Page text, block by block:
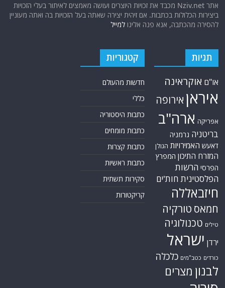
אתר Nziv.net מכבד את זכויות היוצרים ועושה מאמצים לאיתור בעלי הזכויות
ביצירות הכלולות בכתבות. אם זיהית יצירה שאתה בעל הזכויות בה ואתה מעוניין
להסירה מהכתבה, אנא פנה אלינולמייל
תגיות
או"ם אוקראינה
איראן אירופה
אפריקה ארה"ב
בריטניה גרמניה
דאעש האמירויות הגולן
המזרח התיכון המפרץ
הפרסי הרשות
הפלסטינית חות'ים
חיזבאללה
חמאס טורקיה
טילים טכנולוגיה
ירדן ישראל
כורדים כטב"מים כלכלה
לבנון מצרים
קטגוריות
חדשות מהעולם
כללי
כתבות היסטוריה
כתבות מומחים
כתבות קצרות
כתבות ראשיות
סקירות תשתית
קריקטורות